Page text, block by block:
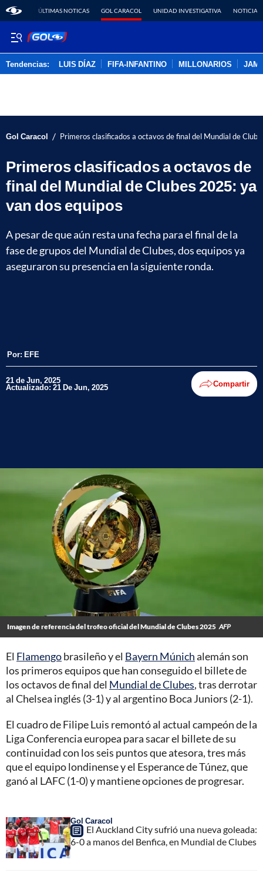
ÚLTIMAS NOTICAS GOL CARACOL UNIDAD INVESTIGATIVA NOTICIAS
Tendencias: LUIS DÍAZ FIFA-INFANTINO MILLONARIOS
Gol Caracol / Primeros clasificados a octavos de final del Mundial de
Primeros clasificados a octavos de
final del Mundial de Clubes 2025: ya
van dos equipos
A pesar de que aún resta una fecha para el final de la
fase de grupos del Mundial de Clubes, dos equipos ya
aseguraron su presencia en la siguiente ronda.
Por: EFE
21 de Jun, 2025
Actualizado: 21 De Jun, 2025 Compartir
Imagen de referencia del trofeo oficial del Mundial de Clubes 2025 AFP
El Flamengobrasileño y el Bayern Múnichalemán son
los primeros equipos que han conseguido el billete de
los octavos de final del Mundial de Clubes, tras derrotar
al Chelsea inglés (3-1) y al argentino Boca Juniors (2-1).
El cuadro de Filipe Luis remontó al actual campeón de la
Liga Conferencia europea para sacar el billete de su
continuidad con los seis puntos que atesora, tres más
que el equipo londinense y el Esperance de Túnez, que
ganó al LAFC (1-0) y mantiene opciones de progresar.
Gol Caracol
El Auckland City sufrió una nueva goleada:
6-0 a manos del Benfica, en Mundial de Clubes